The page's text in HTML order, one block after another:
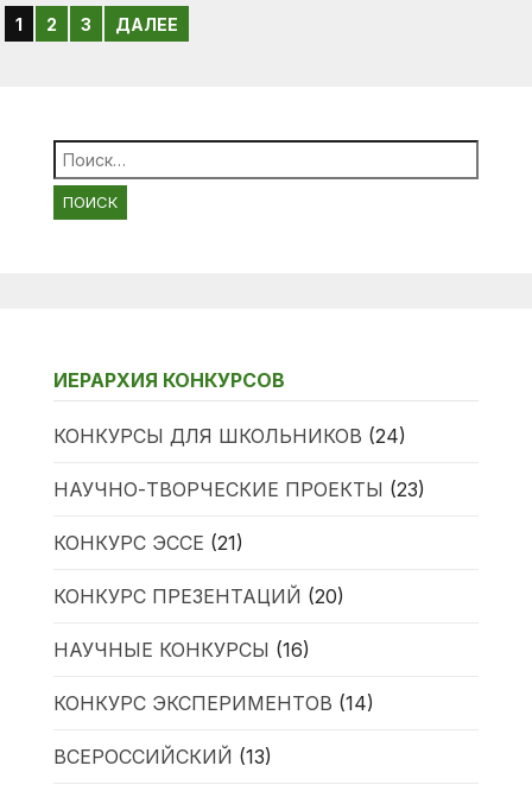
НАВИГАЦИЯ
ПО
ЗАПИСЯМ
1 2 3 ДАЛЕЕ
Найти:
ИЕРАРХИЯ КОНКУРСОВ
КОНКУРСЫ ДЛЯ ШКОЛЬНИКОВ (24)
НАУЧНО-ТВОРЧЕСКИЕ ПРОЕКТЫ (23)
КОНКУРС ЭССЕ (21)
КОНКУРС ПРЕЗЕНТАЦИЙ (20)
НАУЧНЫЕ КОНКУРСЫ (16)
КОНКУРС ЭКСПЕРИМЕНТОВ (14)
ВСЕРОССИЙСКИЙ (13)